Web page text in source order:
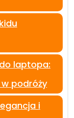
laptopa:
podróży
i